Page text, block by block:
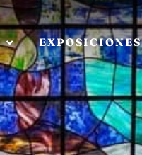
EXPOSICIONES